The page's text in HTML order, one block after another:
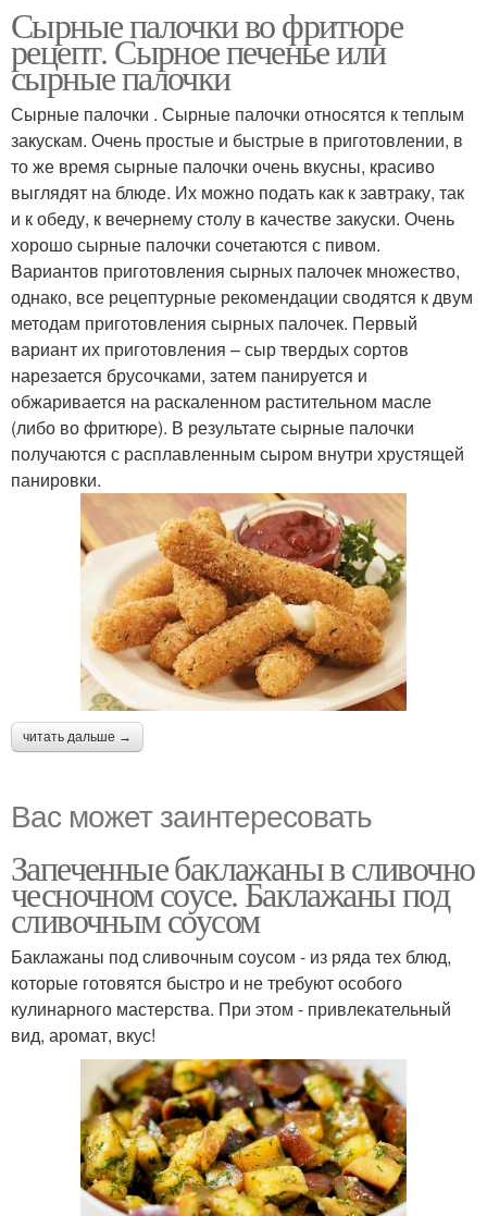
Сырные палочки во фритюре
рецепт. Сырное печенье или
сырные палочки
Сырные палочки . Сырные палочки относятся к теплым
закускам. Очень простые и быстрые в приготовлении, в
то же время сырные палочки очень вкусны, красиво
выглядят на блюде. Их можно подать как к завтраку, так
и к обеду, к вечернему столу в качестве закуски. Очень
хорошо сырные палочки сочетаются с пивом.
Вариантов приготовления сырных палочек множество,
однако, все рецептурные рекомендации сводятся к двум
методам приготовления сырных палочек. Первый
вариант их приготовления – сыр твердых сортов
нарезается брусочками, затем панируется и
обжаривается на раскаленном растительном масле
(либо во фритюре). В результате сырные палочки
получаются с расплавленным сыром внутри хрустящей
панировки.
читать дальше →
Вас может заинтересовать
Запеченные баклажаны в сливочно
чесночном соусе. Баклажаны под
сливочным соусом
Баклажаны под сливочным соусом - из ряда тех блюд,
которые готовятся быстро и не требуют особого
кулинарного мастерства. При этом - привлекательный
вид, аромат, вкус!